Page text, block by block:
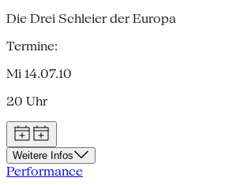
Die Drei Schleier der Europa
Termine:
Mi 14.07.10
20 Uhr
Weitere Infos
Performance